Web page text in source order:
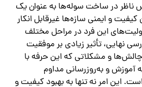
ناظر در ساخت سوله‌ها به عنوان یک
و ایمنی سازه‌ها غیرقابل انکار
این فرد در مراحل مختلف
نهایی، تأثیر زیادی بر موفقیت
چالش‌ها و مشکلاتی که این حرفه با
آموزش و به‌روزرسانی مداوم
این امر نه تنها به بهبود کیفیت و